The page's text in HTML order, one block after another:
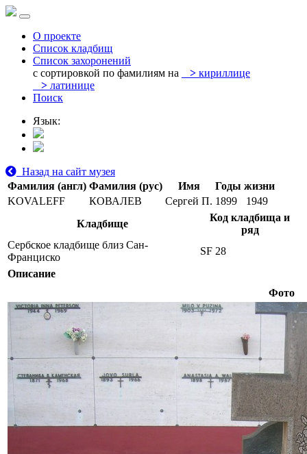
О проекте
Список кладбищ
Список захоронений
с сортировкой по фамилиям на
> кириллице
> латинице
Поиск
Язык:
Назад на сайт музея
Фамилия (англ) Фамилия (рус) Имя
Годы жизни
KOVALEFF
КОВАЛЕВ Сергей П. 1899
1949
Кладбище
Код кладбища и
ряд
Сербское кладбище близ Сан-
Франциско
SF 28
Описание
Фото